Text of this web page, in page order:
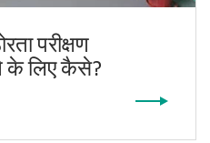
परीक्षण
के लिए कैसे?